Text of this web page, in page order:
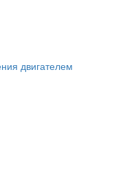
двигателем